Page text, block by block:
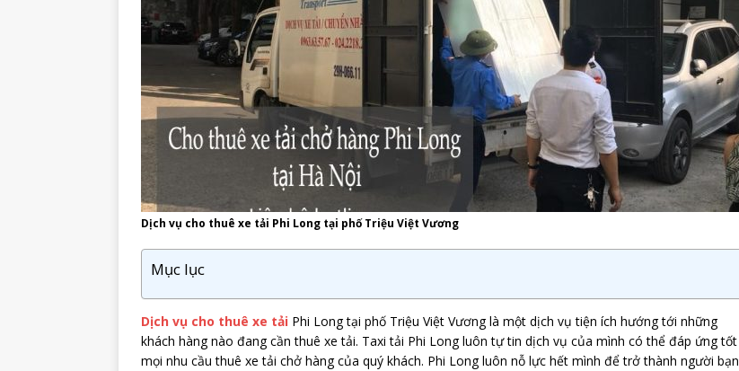
Dịch vụ cho thuê xe tải Phi Long tại phố Triệu Việt Vương
Mục lục
Dịch vụ cho thuê xe tải Phi Long tại phố Triệu Việt Vương là một dịch vụ tiện ích hướng tới những
khách hàng nào đang cần thuê xe tải. Taxi tải Phi Long luôn tự tin dịch vụ của mình có thể đáp ứng tốt
mọi nhu cầu thuê xe tải chở hàng của quý khách. Phi Long luôn nỗ lực hết mình để trở thành người bạn